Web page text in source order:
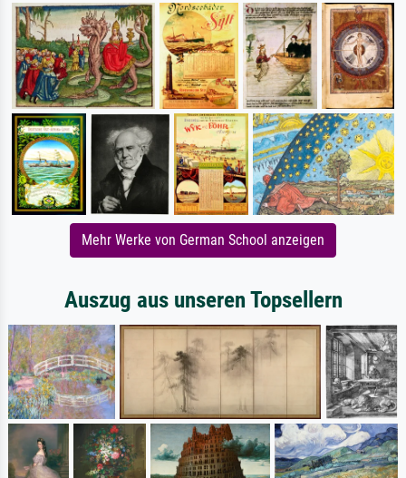
Mehr Werke von German School anzeigen
Auszug aus unseren Topsellern